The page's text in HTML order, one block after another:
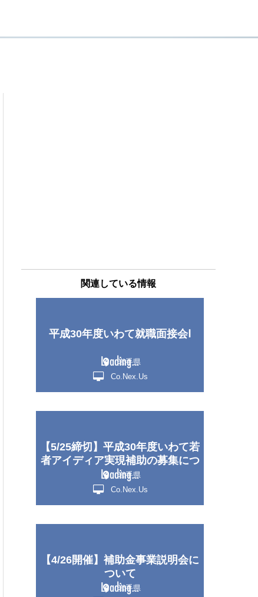
関連している情報
平成30年度いわて就職面接会Ⅰ
岩手県
Co.Nex.Us
【5/25締切】平成30年度いわて若
者アイディア実現補助の募集につ
いて
岩手県
Co.Nex.Us
【4/26開催】補助金事業説明会に
ついて
岩手県